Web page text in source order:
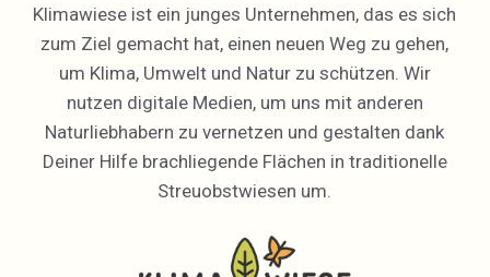
Klimawiese ist ein junges Unternehmen, das es sich
zum Ziel gemacht hat, einen neuen Weg zu gehen,
um Klima, Umwelt und Natur zu schützen. Wir
nutzen digitale Medien, um uns mit anderen
Naturliebhabern zu vernetzen und gestalten dank
Deiner Hilfe brachliegende Flächen in traditionelle
Streuobstwiesen um.